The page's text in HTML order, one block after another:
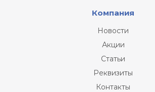
Компания
Новости
Акции
Статьи
Реквизиты
Контакты